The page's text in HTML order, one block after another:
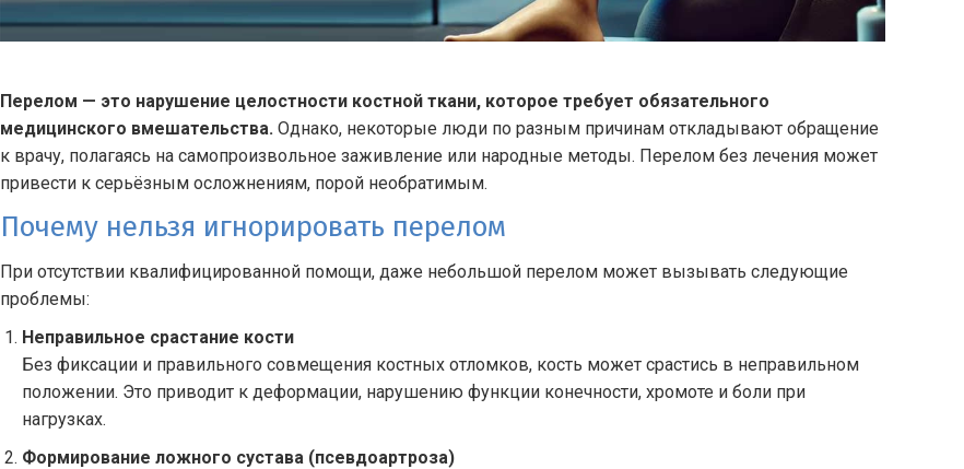
Перелом — это нарушение целостности костной ткани, которое требует обязательного
медицинского вмешательства. Однако, некоторые люди по разным причинам откладывают обращение
к врачу, полагаясь на самопроизвольное заживление или народные методы. Перелом без лечения может
привести к серьёзным осложнениям, порой необратимым.
Почему нельзя игнорировать перелом
При отсутствии квалифицированной помощи, даже небольшой перелом может вызывать следующие
проблемы:
Неправильное срастание кости
Без фиксации и правильного совмещения костных отломков, кость может срастись в неправильном
положении. Это приводит к деформации, нарушению функции конечности, хромоте и боли при
нагрузках.
Формирование ложного сустава (псевдоартроза)